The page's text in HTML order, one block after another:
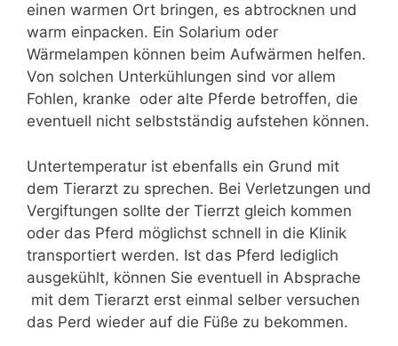
einen warmen Ort bringen, es abtrocknen und
warm einpacken. Ein Solarium oder
Wärmelampen können beim Aufwärmen helfen.
Von solchen Unterkühlungen sind vor allem
Fohlen, kranke oder alte Pferde betroffen, die
eventuell nicht selbstständig aufstehen können.
Untertemperatur ist ebenfalls ein Grund mit
dem Tierarzt zu sprechen. Bei Verletzungen und
Vergiftungen sollte der Tierrzt gleich kommen
oder das Pferd möglichst schnell in die Klinik
transportiert werden. Ist das Pferd lediglich
ausgekühlt, können Sie eventuell in Absprache
mit dem Tierarzt erst einmal selber versuchen
das Perd wieder auf die Füße zu bekommen.